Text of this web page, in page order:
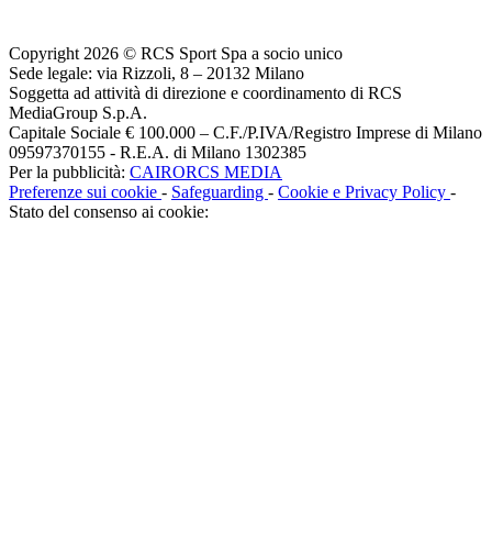
Copyright 2026 © RCS Sport Spa a socio unico
Sede legale: via Rizzoli, 8 – 20132 Milano
Soggetta ad attività di direzione e coordinamento di RCS
MediaGroup S.p.A.
Capitale Sociale € 100.000 – C.F./P.IVA/Registro Imprese di Milano
09597370155 - R.E.A. di Milano 1302385
Per la pubblicità: CAIRORCS MEDIA
Preferenze sui cookie - Safeguarding - Cookie e Privacy Policy -
Stato del consenso ai cookie: